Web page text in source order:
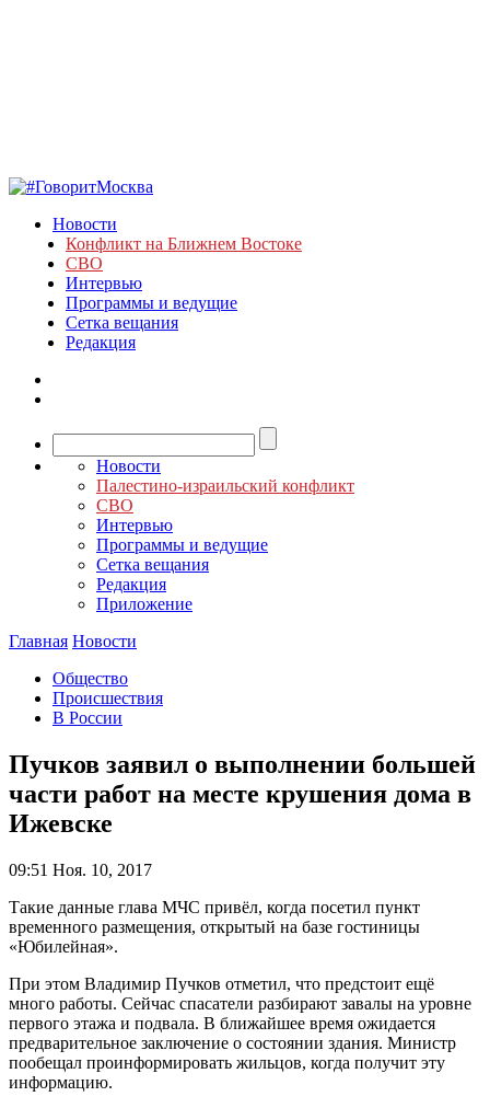
Новости
Конфликт на Ближнем Востоке
СВО
Интервью
Программы и ведущие
Сетка вещания
Редакция
Новости
Палестино-израильский конфликт
СВО
Интервью
Программы и ведущие
Сетка вещания
Редакция
Приложение
Главная Новости
Общество
Происшествия
В России
Пучков заявил о выполнении большей
части работ на месте крушения дома в
Ижевске
09:51 Ноя. 10, 2017
Такие данные глава МЧС привёл, когда посетил пункт
временного размещения, открытый на базе гостиницы
«Юбилейная».
При этом Владимир Пучков отметил, что предстоит ещё
много работы. Сейчас спасатели разбирают завалы на уровне
первого этажа и подвала. В ближайшее время ожидается
предварительное заключение о состоянии здания. Министр
пообещал проинформировать жильцов, когда получит эту
информацию.